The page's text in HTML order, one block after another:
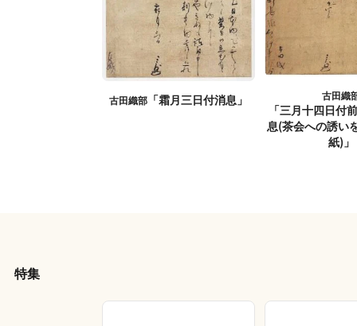
古田織部 「霜月三日付消息」 古田織
「三月十四日付
息(茶会への誘い
紙)」
特集